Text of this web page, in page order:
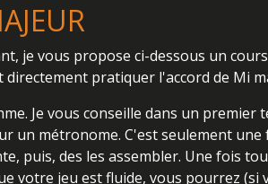
je vous propose ci-dessous un
pratiquer l'accord de Mi
Je vous conseille dans un premier
un métronome. C'est seulement une
puis, des les assembler. Une fois
votre jeu est fluide, vous pourrez (si